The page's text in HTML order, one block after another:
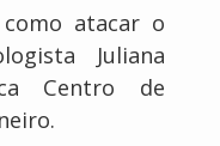
atacar o
Juliana
Centro de